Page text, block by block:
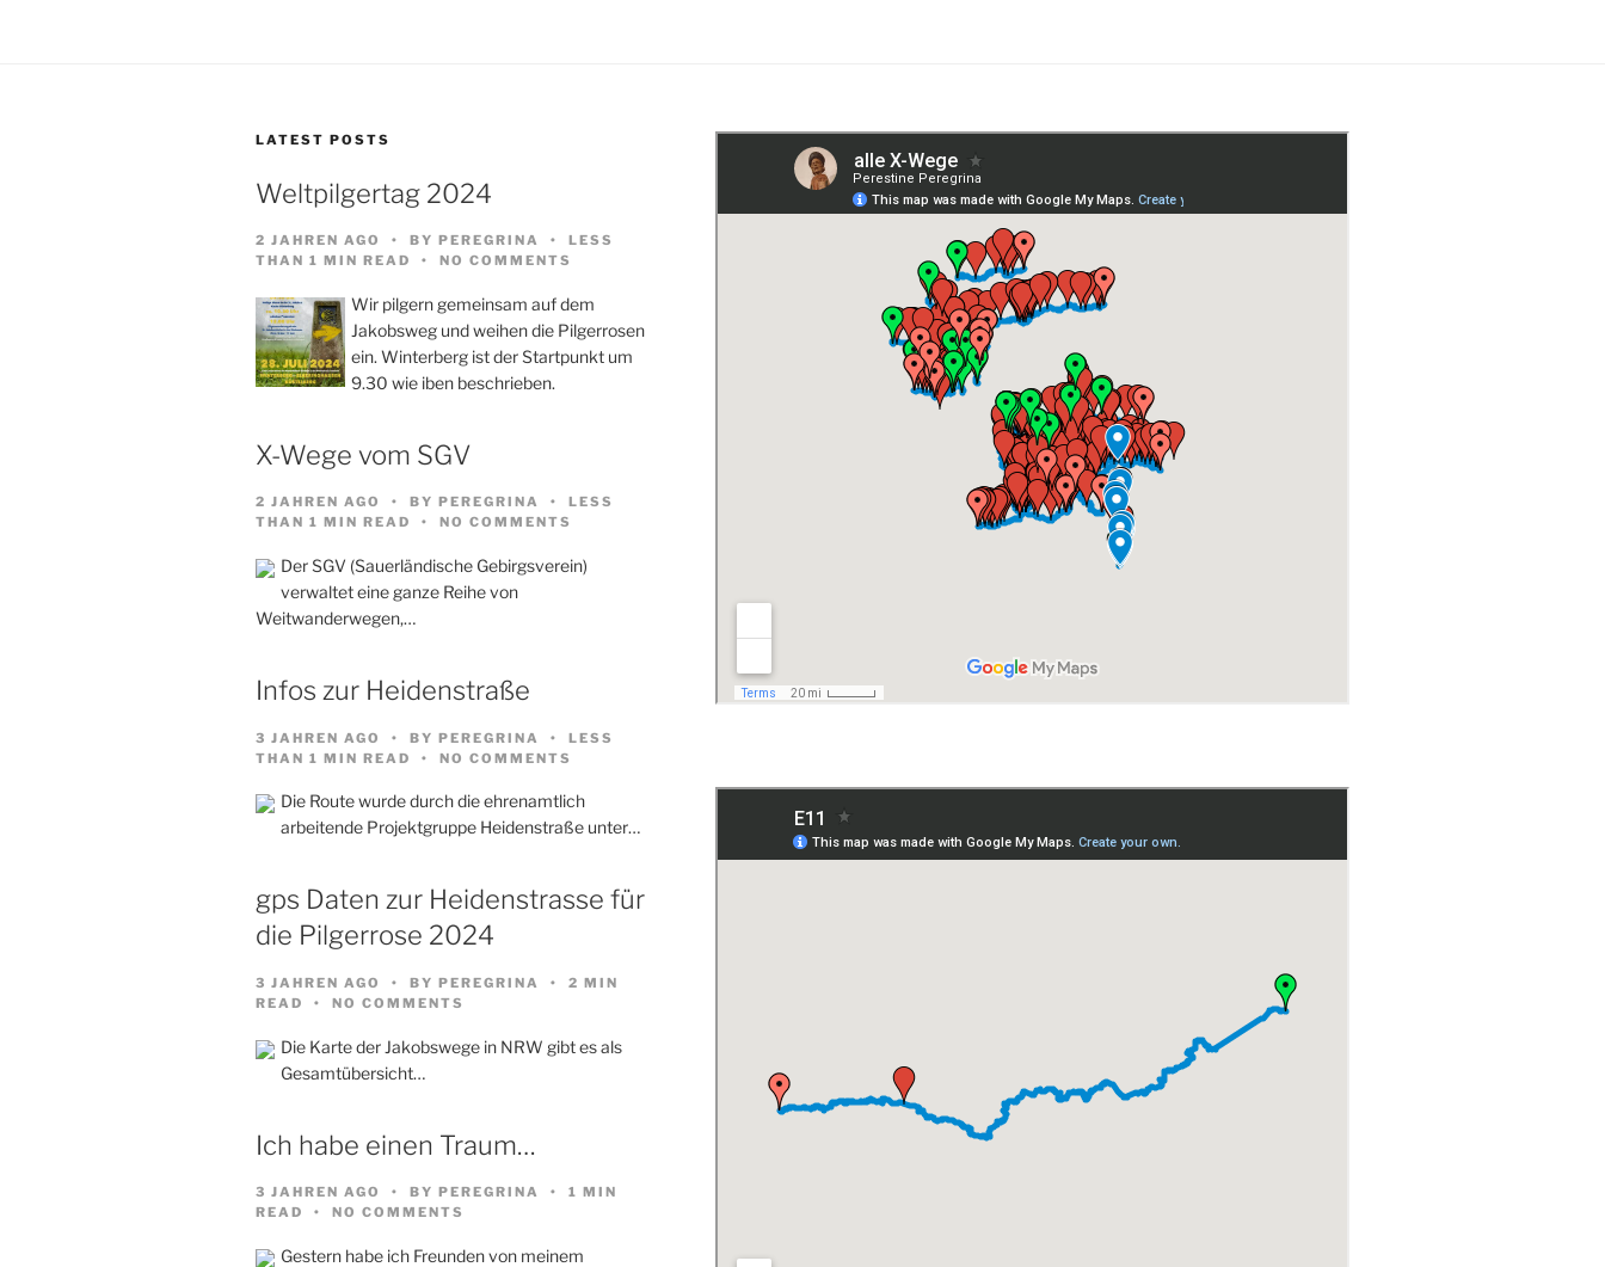
LATEST POSTS
Weltpilgertag 2024
2 JAHREN AGO BY PEREGRINA
LESS
THAN 1 MIN READ
NO COMMENTS
Wir pilgern gemeinsam auf dem
Jakobsweg und weihen die Pilgerrosen
ein. Winterberg ist der Startpunkt um
9.30 wie iben beschrieben.
X-Wege vom SGV
2 JAHREN AGO BY PEREGRINA
LESS
THAN 1 MIN READ
NO COMMENTS
Der SGV (Sauerländische Gebirgsverein)
verwaltet eine ganze Reihe von
Weitwanderwegen,…
Infos zur Heidenstraße
3 JAHREN AGO BY PEREGRINA
LESS
THAN 1 MIN READ
NO COMMENTS
Die Route wurde durch die ehrenamtlich
arbeitende Projektgruppe Heidenstraße unter…
gps Daten zur Heidenstrasse für
die Pilgerrose 2024
3 JAHREN AGO BY PEREGRINA
2 MIN
READ
NO COMMENTS
Die Karte der Jakobswege in NRW gibt es als
Gesamtübersicht…
Ich habe einen Traum…
3 JAHREN AGO BY PEREGRINA
1 MIN
READ
NO COMMENTS
Gestern habe ich Freunden von meinem